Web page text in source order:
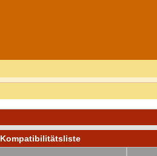
Kompatibilitätsliste